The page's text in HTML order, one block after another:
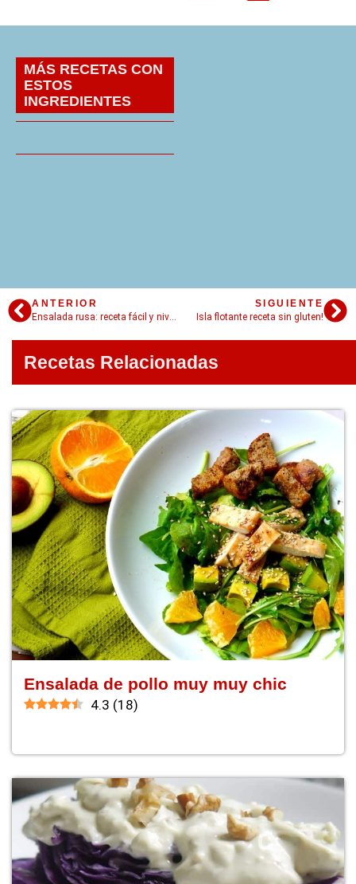
MÁS RECETAS CON
ESTOS
INGREDIENTES
ANTERIOR
Ensalada rusa: receta fácil y nivel Dios
SIGUIENTE
Isla flotante receta sin gluten!
Recetas Relacionadas
Ensalada de pollo muy muy chic
4.3 (18)